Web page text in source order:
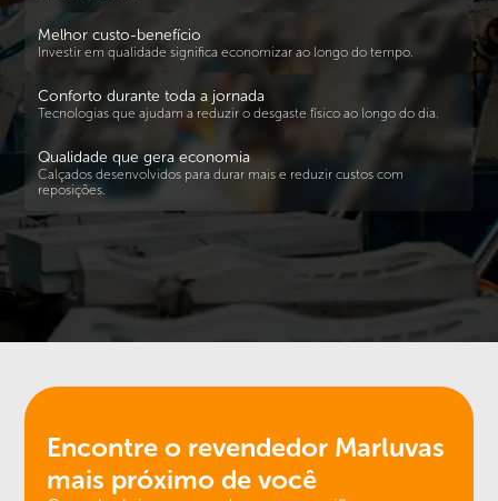
Melhor custo-benefício
Investir em qualidade significa economizar ao longo do tempo.
Conforto durante toda a jornada
Tecnologias que ajudam a reduzir o desgaste físico ao longo do dia.
Qualidade que gera economia
Calçados desenvolvidos para durar mais e reduzir custos com
reposições.
Encontre o revendedor Marluvas
mais próximo de você